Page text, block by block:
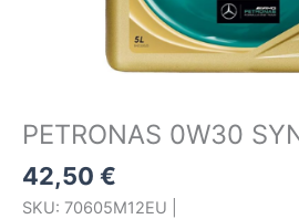
PETRONAS 0W30
42,50 €
SKU: 70605M12EU |